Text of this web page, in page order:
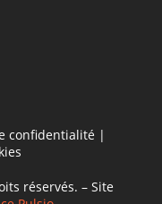
confidentialité |
réservés. – Site